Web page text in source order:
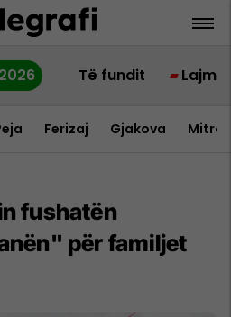
Të fundit Lajme
Ferizaj Gjakova
fushatën
për familjet